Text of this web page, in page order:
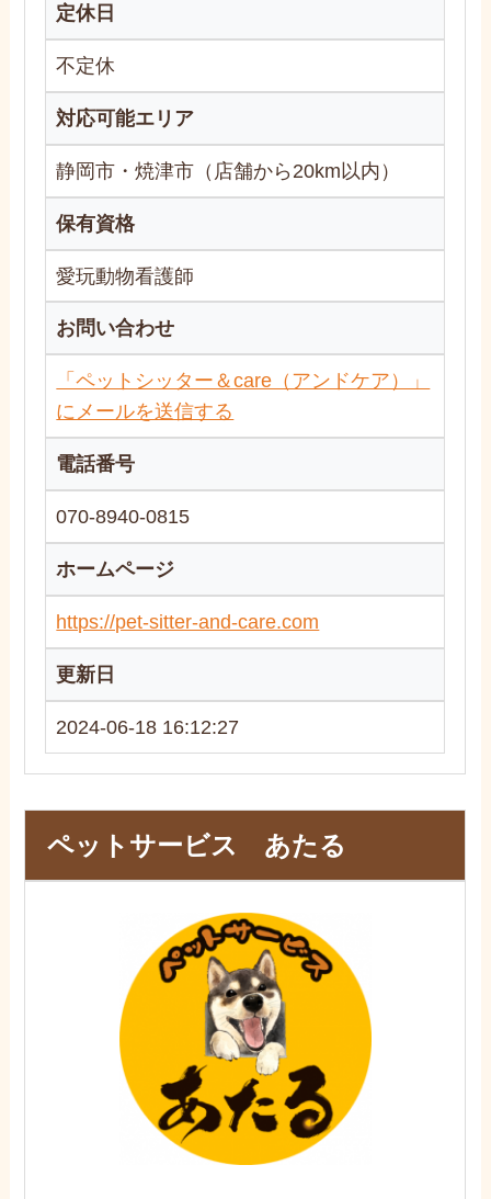
定休日
不定休
対応可能エリア
静岡市・焼津市（店舗から20km以内）
保有資格
愛玩動物看護師
お問い合わせ
「ペットシッター＆care（アンドケア）」
にメールを送信する
電話番号
070-8940-0815
ホームページ
https://pet-sitter-and-care.com
更新日
2024-06-18 16:12:27
ペットサービス あたる